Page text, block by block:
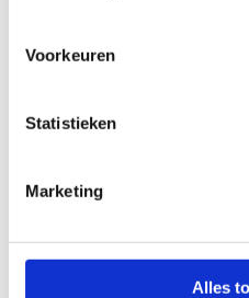
Voorkeuren
Statistieken
Marketing
Alles
Tijd